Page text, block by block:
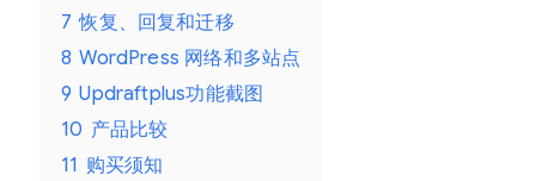
7 恢复、回复和迁移
8 WordPress 网络和多站点
9 Updraftplus功能截图
10 产品比较
11 购买须知